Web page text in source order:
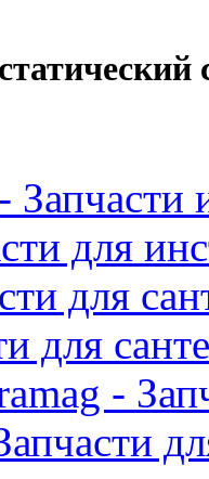
Запчасти
для
для
для
-